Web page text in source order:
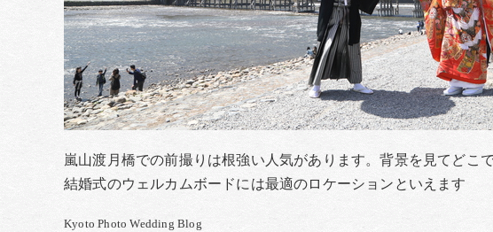
嵐山渡月橋での前撮りは根強い人気があります。背景を見てどこ
結婚式のウェルカムボードには最適のロケーションといえます
Kyoto Photo Wedding Blog